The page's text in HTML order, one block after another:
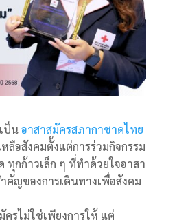
ป็นอาสาสมัครสภากาชาดไทย
ลือสังคมตั้งแต่การร่วมกิจกรรม
ทุกก้าวเล็ก ๆ ที่ทำด้วยใจอาสา
คัญของการเดินทางเพื่อสังคม
ครไม่ใช่เพียงการให้ แต่